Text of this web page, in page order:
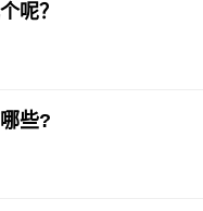
呢？
些?